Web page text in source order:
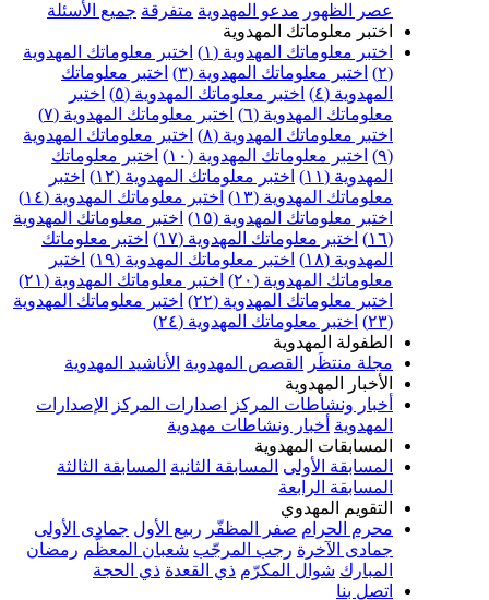
مدعو المهدوية متفرقة جميع الأسئلة
معلوماتك المهدوية
معلوماتك المهدوية (١)
اختبر معلوماتك المهدوية
اختبر معلوماتك المهدوية (٣)
اختبر معلوماتك
اختبر معلوماتك المهدوية (٥)
اختبر
المهدوية (٦)
اختبر معلوماتك المهدوية (٧)
معلوماتك المهدوية (٨)
اختبر معلوماتك المهدوية
اختبر معلوماتك المهدوية (١٠)
اختبر معلوماتك
اختبر معلوماتك المهدوية (١٢)
اختبر
المهدوية (١٣)
اختبر معلوماتك المهدوية (١٤)
معلوماتك المهدوية (١٥)
اختبر معلوماتك المهدوية
اختبر معلوماتك المهدوية (١٧)
اختبر معلوماتك
اختبر معلوماتك المهدوية (١٩)
اختبر
المهدوية (٢٠)
اختبر معلوماتك المهدوية (٢١)
معلوماتك المهدوية (٢٢)
اختبر معلوماتك المهدوية
اختبر معلوماتك المهدوية (٢٤)
المهدوية
منتظَر
القصص المهدوية الأناشيد المهدوية
المهدوية
ونشاطات المركز اصدارات المركز الإصدارات
أخبار ونشاطات مهدوية
المهدوية
الأولى المسابقة الثانية المسابقة الثالثة
الرابعة
المهدوي
الحرام
صفر المظفّر ربيع الأول جمادى الأولى
رجب المرجّب شعبان المعظّم رمضان
شوال المكرّم ذي القعدة ذي الحجة